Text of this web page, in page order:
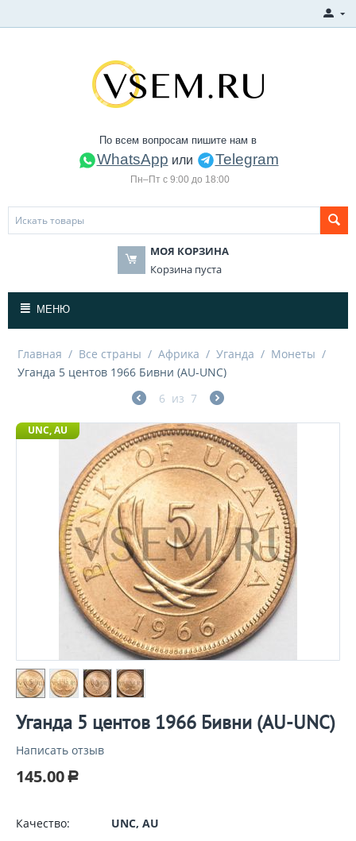
По всем вопросам пишите нам в
WhatsApp или Telegram
Пн–Пт с 9:00 до 18:00
МОЯ КОРЗИНА
Корзина пуста
МЕНЮ
Главная / Все страны / Африка / Уганда / Монеты /
Уганда 5 центов 1966 Бивни (AU-UNC)
6 из 7
UNC, AU
Уганда 5 центов 1966 Бивни (AU-UNC)
Написать отзыв
145.00 Р
Качество:
UNC, AU